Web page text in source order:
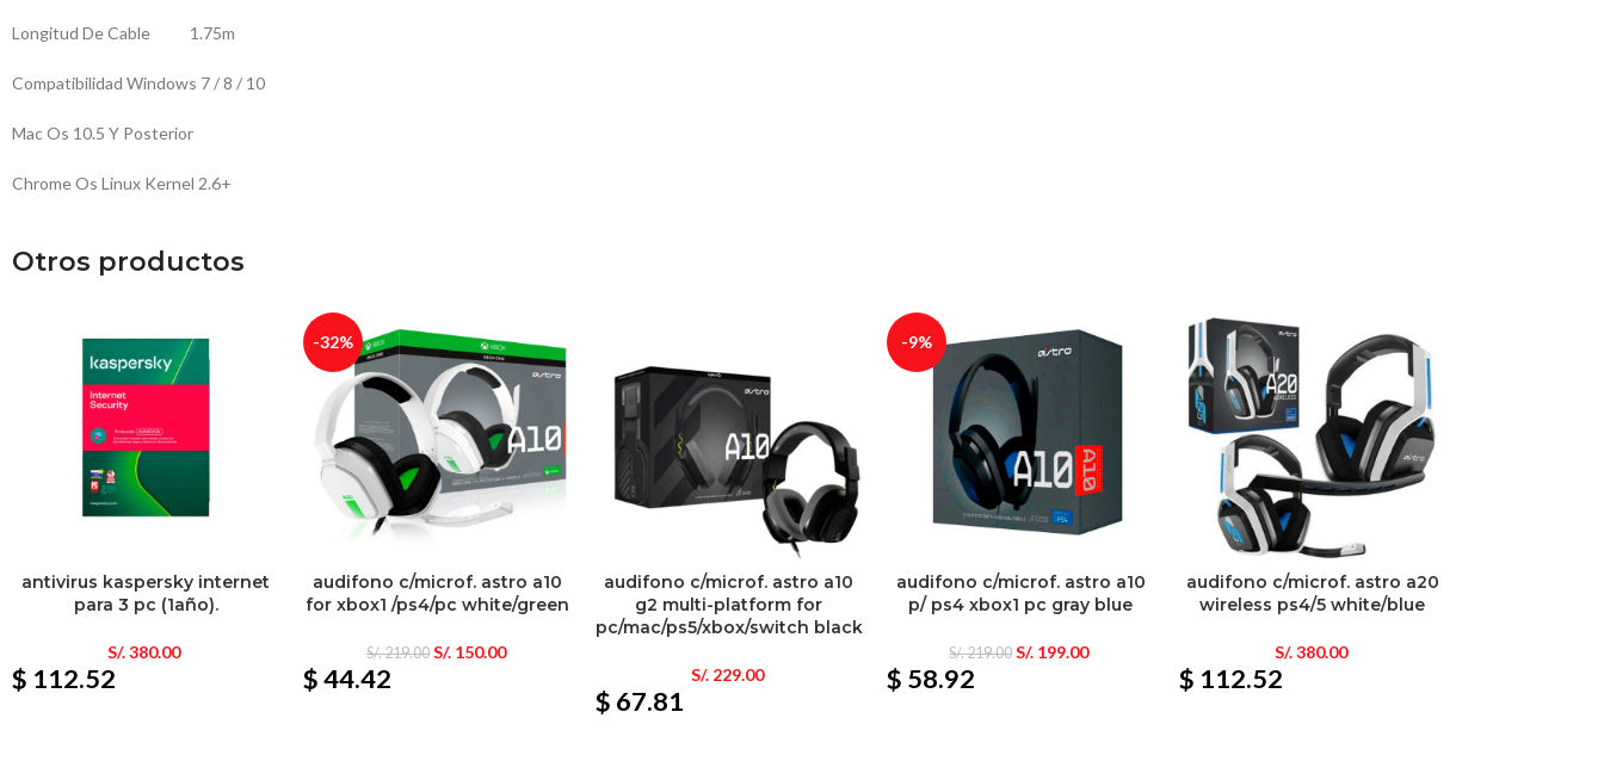
Longitud De Cable 1.75m
Compatibilidad Windows 7 / 8 / 10
Mac Os 10.5 Y Posterior
Chrome Os Linux Kernel 2.6+
Otros productos
antivirus kaspersky internet
para 3 pc (1año).
S/.380.00
$ 112.52
-32%
audifono c/microf. astro a10
for xbox1 /ps4/pc white/green
S/.219.00 S/.150.00
$ 44.42
audifono c/microf. astro a10
g2 multi-platform for
pc/mac/ps5/xbox/switch black
S/.229.00
$ 67.81
-9%
audifono c/microf. astro a10
p/ ps4 xbox1 pc gray blue
S/.219.00 S/. 199.00
$ 58.92
audifono c/microf. astro a20
wireless ps4/5 white/blue
S/.380.00
$ 112.52